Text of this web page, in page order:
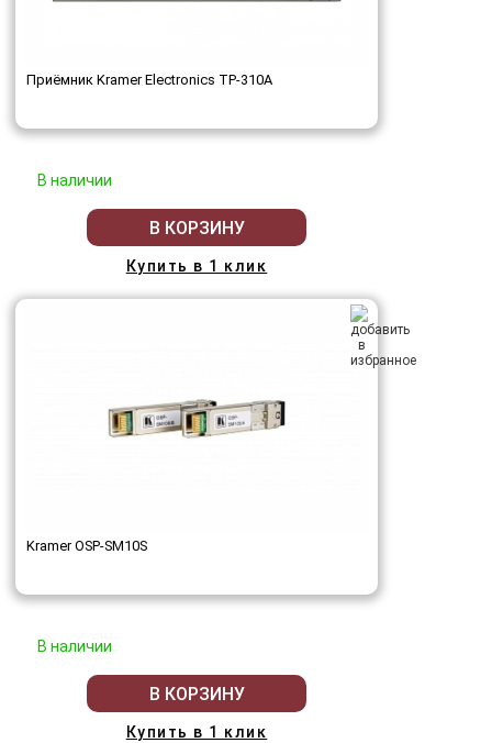
Приёмник Kramer Electronics TP-310A
В наличии
В КОРЗИНУ
Купить в 1 клик
Kramer OSP-SM10S
В наличии
В КОРЗИНУ
Купить в 1 клик